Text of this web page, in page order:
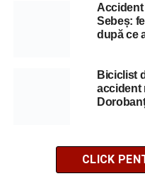
Sebeș:
după ce
Biciclist
accident
CLICK